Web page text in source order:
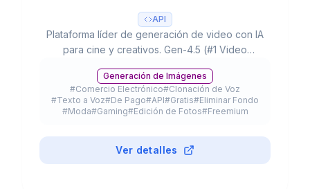
API
Plataforma líder de generación de video con IA
para cine y creativos. Gen-4.5 (#1 Video
300K+ clientes y valoración de $3B+.
Generación de Imágenes
#Comercio Electrónico#Clonación de Voz
#Texto a Voz#De Pago#API#Gratis#Eliminar Fondo
#Moda#Gaming#Edición de Fotos#Freemium
Ver detalles